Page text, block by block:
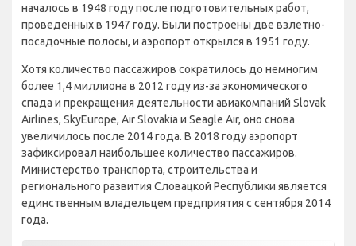
началось в 1948 году после подготовительных работ,
проведенных в 1947 году. Были построены две взлетно-
посадочные полосы, и аэропорт открылся в 1951 году.
Хотя количество пассажиров сократилось до немногим
более 1,4 миллиона в 2012 году из-за экономического
спада и прекращения деятельности авиакомпаний Slovak
Airlines, SkyEurope, Air Slovakia и Seagle Air, оно снова
увеличилось после 2014 года. В 2018 году аэропорт
зафиксировал наибольшее количество пассажиров.
Министерство транспорта, строительства и
регионального развития Словацкой Республики является
единственным владельцем предприятия с сентября 2014
года.